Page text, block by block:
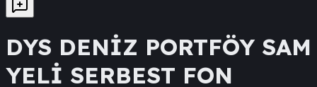
DYS DENİZ PORTFÖY SAM
YELİ SERBEST FON